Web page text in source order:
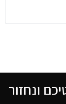
ונחזור